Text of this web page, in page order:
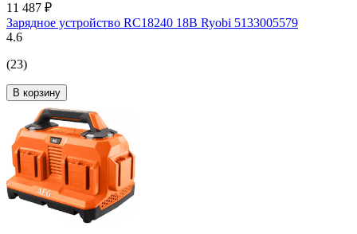
11 487 ₽
Зарядное устройство RC18240 18В Ryobi 5133005579
4.6
(23)
В корзину